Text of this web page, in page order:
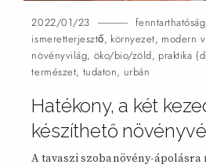
2022/01/23 fenntarthatóság
ismeretterjesztő, környezet, modern
növényvilág, öko/bio/zöld, praktika
természet, tudaton, urbán
Hatékony, a két
készíthető
A tavaszi szobanövény-